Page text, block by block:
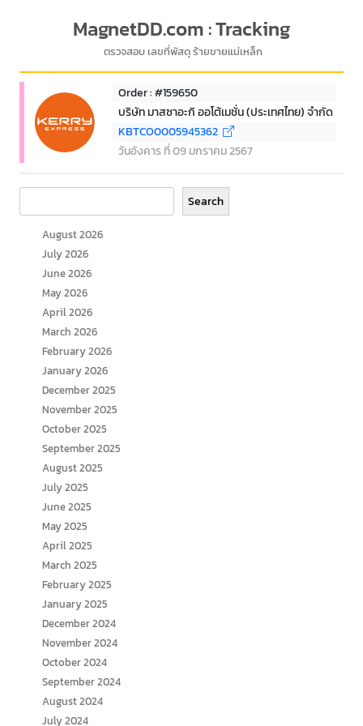
MagnetDD.com : Tracking
ตรวจสอบ เลขที่พัสดุ ร้ายขายแม่เหล็ก
Order : #159650
บริษัท มาสซาอะกิ ออโต้เมชั่น (ประเทศไทย) จำกัด
KBTCO0005945362
วันอังคาร ที่ 09 มกราคม 2567
Search
August 2026
July 2026
June 2026
May 2026
April 2026
March 2026
February 2026
January 2026
December 2025
November 2025
October 2025
September 2025
August 2025
July 2025
June 2025
May 2025
April 2025
March 2025
February 2025
January 2025
December 2024
November 2024
October 2024
September 2024
August 2024
July 2024